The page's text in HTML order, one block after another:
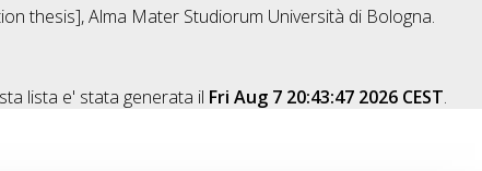
thesis], Alma Mater Studiorum Università di Bologna.
lista e' stata generata il Fri Aug 7 20:43:47 2026 CEST.